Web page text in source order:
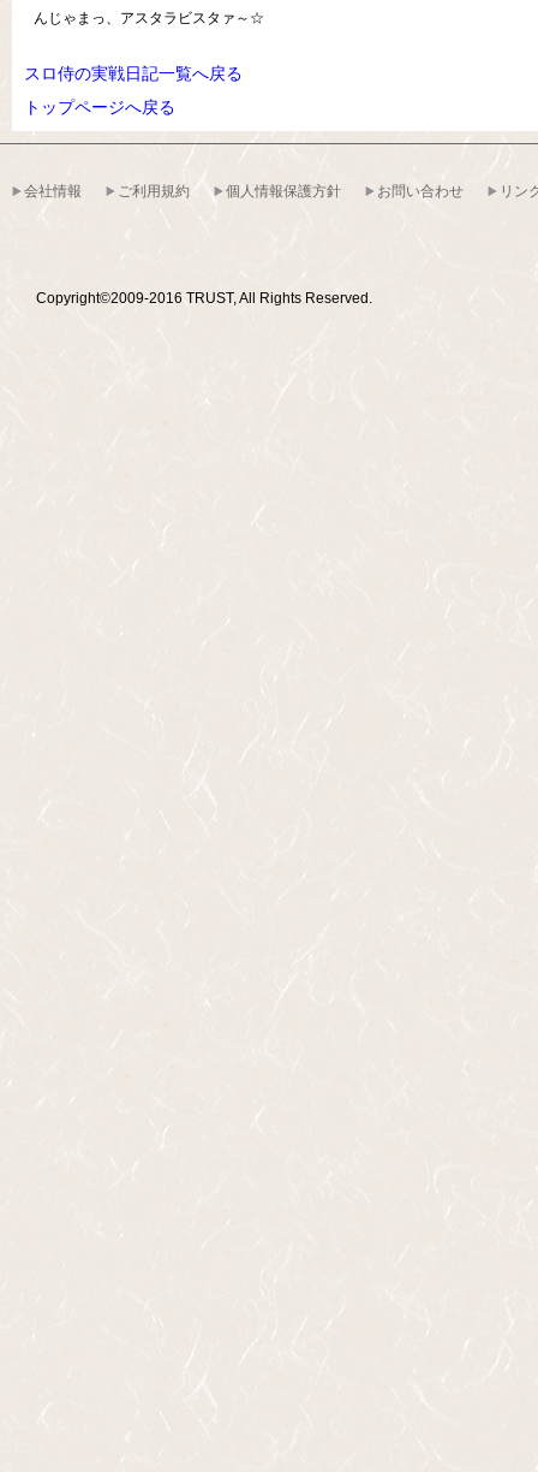
んじゃまっ、アスタラビスタァ～☆
スロ侍の実戦日記一覧へ戻る
トップページへ戻る
会社情報 ご利用規約 個人情報保護方針 お問い合わせ リン
Copyright©2009-2016 TRUST, All Rights Reserved.